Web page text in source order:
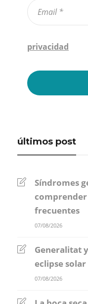
privacidad
últimos post
Síndromes
frecuentes
07/08/2026
Generalitat
eclipse
07/08/2026